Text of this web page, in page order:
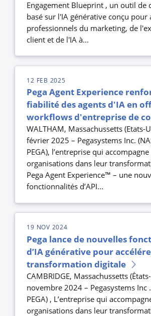
Engagement Blueprint , un outil de
basé sur l'IA générative conçu pour
professionnels du marketing, de
client et de l'IA à...
12 FEB 2025
Pega Agent Experience
fiabilité des agents d'IA en
workflows d'entreprise de
WALTHAM, Massachussetts (Etats-
février 2025 – Pegasystems Inc.
PEGA), l’entreprise qui accompagne
organisations dans leur
Pega Agent Experience™ – une
fonctionnalités d’API...
19 NOV 2024
Pega lance de nouvelles
d’IA générative pour
transformation digitale
CAMBRIDGE, Massachussetts
novembre 2024 – Pegasystems Inc
PEGA) , L’entreprise qui
organisations dans leur